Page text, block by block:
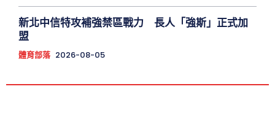
新北中信特攻補強禁區戰力 長人「強斯」正式加
盟
體育部落 2026-08-05